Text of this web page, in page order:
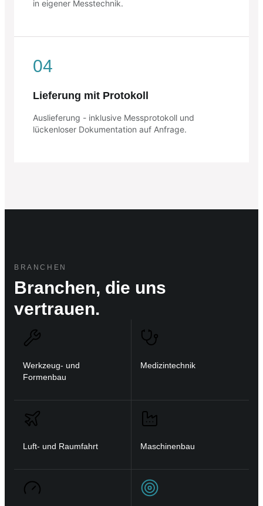
in eigener Messtechnik.
04
Lieferung mit Protokoll
Auslieferung - inklusive Messprotokoll und
lückenloser Dokumentation auf Anfrage.
BRANCHEN
Branchen, die uns
vertrauen.
Werkzeug- und
Formenbau
Medizintechnik
Luft- und Raumfahrt Maschinenbau